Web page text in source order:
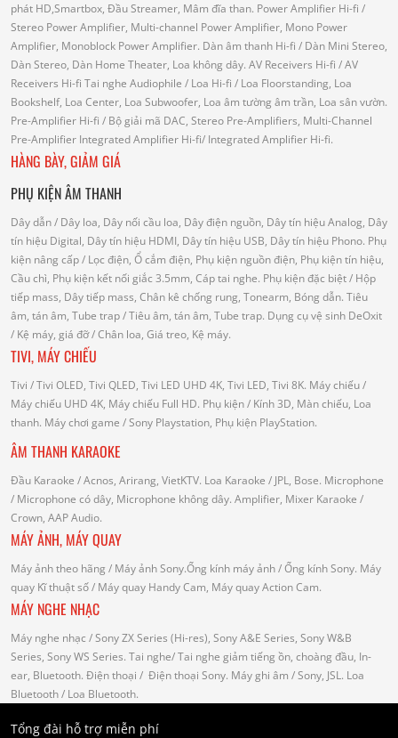
phát HD,Smartbox, Đầu Streamer, Mâm đĩa than. Power Amplifier Hi-fi /
Stereo Power Amplifier, Multi-channel Power Amplifier, Mono Power
Amplifier, Monoblock Power Amplifier. Dàn âm thanh Hi-fi / Dàn Mini Stereo,
Dàn Stereo, Dàn Home Theater, Loa không dây. AV Receivers Hi-fi / AV
Receivers Hi-fi Tai nghe Audiophile / Loa Hi-fi / Loa Floorstanding, Loa
Bookshelf, Loa Center, Loa Subwoofer, Loa âm tường âm trần, Loa sân vườn.
Pre-Amplifier Hi-fi / Bộ giải mã DAC, Stereo Pre-Amplifiers, Multi-Channel
Pre-Amplifier Integrated Amplifier Hi-fi/ Integrated Amplifier Hi-fi.
HÀNG BÀY, GIẢM GIÁ
PHỤ KIỆN ÂM THANH
Dây dẫn/ Dây loa, Dây nối cầu loa, Dây điện nguồn, Dây tín hiệu Analog, Dây
tín hiệu Digital, Dây tín hiệu HDMI, Dây tín hiệu USB, Dây tín hiệu Phono. Phụ
kiện nâng cấp/ Lọc điện, Ổ cắm điện, Phụ kiện nguồn điện, Phụ kiện tín hiệu,
Cầu chì, Phụ kiện kết nối giắc 3.5mm, Cáp tai nghe. Phụ kiện đặc biệt/ Hộp
tiếp mass, Dây tiếp mass, Chân kê chống rung, Tonearm, Bóng dẫn. Tiêu
âm, tán âm, Tube trap/ Tiêu âm, tán âm, Tube trap. Dụng cụ vệ sinh DeOxit
/ Kệ máy, giá đỡ/ Chân loa, Giá treo, Kệ máy.
TIVI, MÁY CHIẾU
Tivi / Tivi OLED, Tivi QLED, Tivi LED UHD 4K, Tivi LED, Tivi 8K. Máy chiếu/
Máy chiếu UHD 4K, Máy chiếu Full HD. Phụ kiện/ Kính 3D, Màn chiếu, Loa
thanh. Máy chơi game / Sony Playstation, Phụ kiện PlayStation.
ÂM THANH KARAOKE
Đầu Karaoke / Acnos, Arirang, VietKTV. Loa Karaoke / JPL, Bose. Microphone
/ Microphone có dây, Microphone không dây. Amplifier, Mixer Karaoke /
Crown, AAP Audio.
MÁY ẢNH, MÁY QUAY
Máy ảnh theo hãng / Máy ảnh Sony.Ống kính máy ảnh / Ống kính Sony. Máy
quay Kĩ thuật số/ Máy quay Handy Cam, Máy quay Action Cam.
MÁY NGHE NHẠC
Máy nghe nhạc / Sony ZX Series (Hi-res), Sony A&E Series, Sony W&B
Series, Sony WS Series. Tai nghe/ Tai nghe giảm tiếng ồn, choàng đầu, In-
ear, Bluetooth. Điện thoại / Điện thoại Sony. Máy ghi âm / Sony, JSL. Loa
Bluetooth/ Loa Bluetooth.
Tổng đài hỗ trợ miễn phí